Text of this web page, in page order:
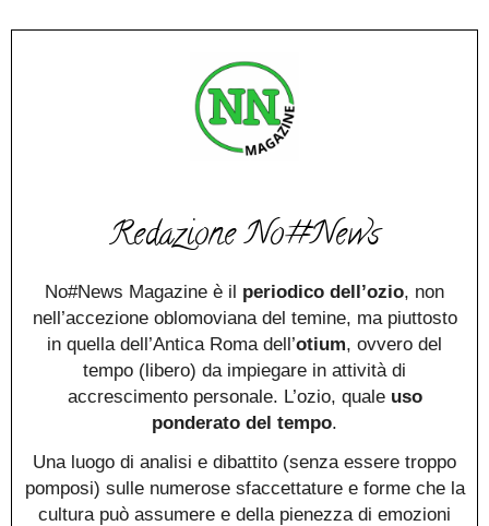
Redazione No#News
No#News Magazine è il periodico dell’ozio, non
nell’accezione oblomoviana del temine, ma piuttosto
in quella dell’Antica Roma dell’otium, ovvero del
tempo (libero) da impiegare in attività di
accrescimento personale. L’ozio, quale uso
ponderato del tempo.
Una luogo di analisi e dibattito (senza essere troppo
pomposi) sulle numerose sfaccettature e forme che la
cultura può assumere e della pienezza di emozioni